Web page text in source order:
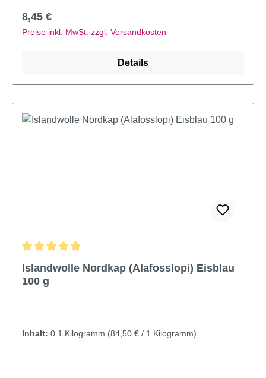
Regulärer Preis:
8,45 €
Preise inkl. MwSt. zzgl. Versandkosten
Details
Islandwolle Nordkap (Alafosslopi) Eisblau
100 g
Inhalt: 0.1 Kilogramm (84,50 € / 1 Kilogramm)